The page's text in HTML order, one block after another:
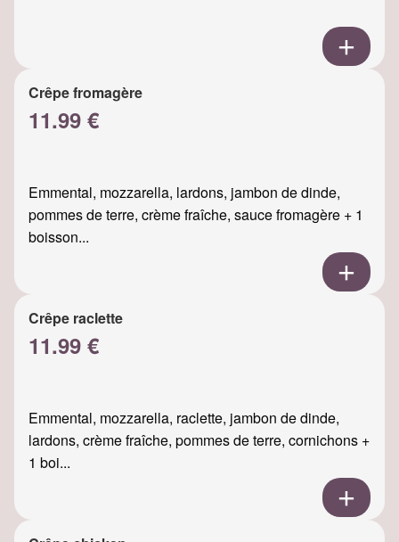
Crêpe fromagère
11.99 €
Emmental, mozzarella, lardons, jambon de dinde,
pommes de terre, crème fraîche, sauce fromagère + 1
boisson...
Crêpe raclette
11.99 €
Emmental, mozzarella, raclette, jambon de dinde,
lardons, crème fraîche, pommes de terre, cornichons +
1 boi...